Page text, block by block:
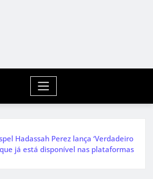
Hadassah Perez lança ‘Verdadeiro
já está disponível nas plataformas